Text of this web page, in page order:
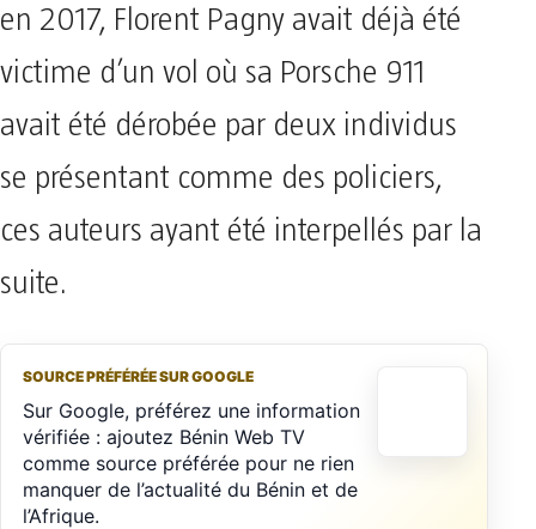
en 2017, Florent Pagny avait déjà été
victime d’un vol où sa Porsche 911
avait été dérobée par deux individus
se présentant comme des policiers,
ces auteurs ayant été interpellés par la
suite.
SOURCE PRÉFÉRÉE SUR GOOGLE
Sur Google, préférez une information
vérifiée : ajoutez Bénin Web TV
comme source préférée pour ne rien
manquer de l’actualité du Bénin et de
l’Afrique.